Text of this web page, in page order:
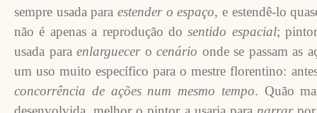
sempre usada para estender o espaço, e estendê-lo
não é apenas a reprodução dosentido espacial;
usada paraenlarguecerocenário onde se passam as
um uso muito específico para o mestre florentino:
concorrência de ações num mesmo tempo. Quão